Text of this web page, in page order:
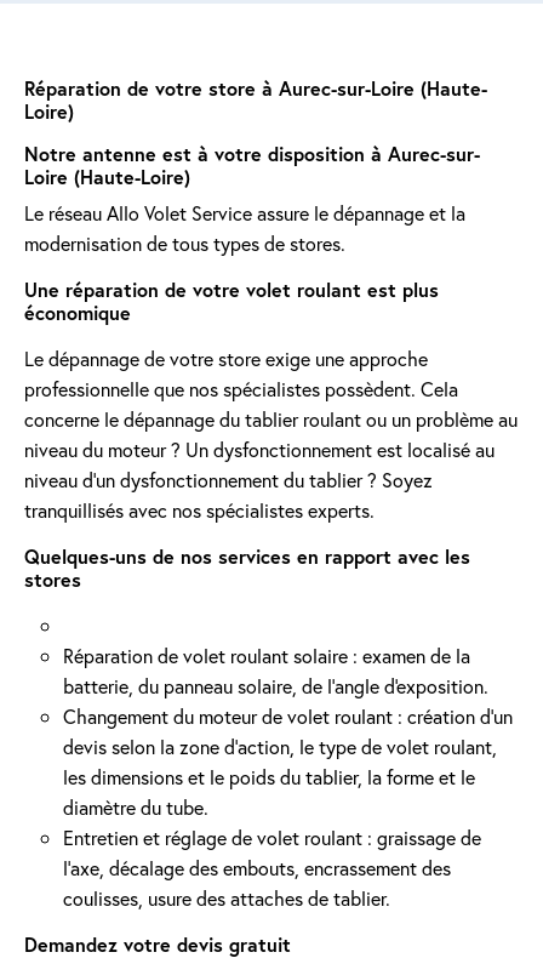
Réparation de votre store à Aurec-sur-Loire (Haute-
Loire)
Notre antenne est à votre disposition à Aurec-sur-
Loire (Haute-Loire)
Le réseau Allo Volet Service assure le dépannage et la
modernisation de tous types de stores.
Une réparation de votre volet roulant est plus
économique
Le dépannage de votre store exige une approche
professionnelle que nos spécialistes possèdent. Cela
concerne le dépannage du tablier roulant ou un problème au
niveau du moteur ? Un dysfonctionnement est localisé au
niveau d'un dysfonctionnement du tablier ? Soyez
tranquillisés avec nos spécialistes experts.
Quelques-uns de nos services en rapport avec les
stores
Réparation de volet roulant solaire : examen de la
batterie, du panneau solaire, de l'angle d'exposition.
Changement du moteur de volet roulant : création d'un
devis selon la zone d’action, le type de volet roulant,
les dimensions et le poids du tablier, la forme et le
diamètre du tube.
Entretien et réglage de volet roulant : graissage de
l’axe, décalage des embouts, encrassement des
coulisses, usure des attaches de tablier.
Demandez votre devis gratuit